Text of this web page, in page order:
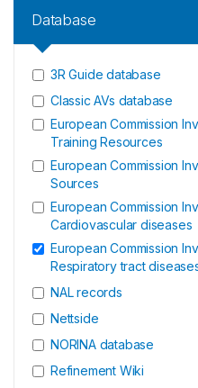
Database
3R Guide database
Classic AVs database
European Commission
Training Resources
European Commission
Sources
European Commission
Cardiovascular diseases
European Commission
Respiratory tract
NAL records
Nettside
NORINA database
Refinement Wiki